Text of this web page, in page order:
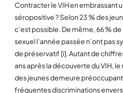
Contracter le VIH en embrassant
séropositive ? Selon 23 % des
c’est possible. De même, 66 %
sexuel l’année passée n’ont pas
de préservatif [i]. Autant de
ans après la découverte du VIH,
des jeunes demeure
fréquentes discriminations